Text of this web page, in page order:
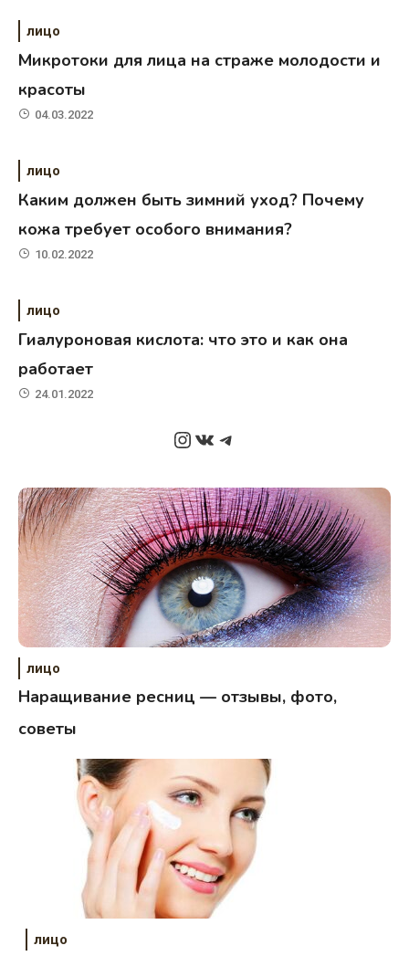
лицо
Микротоки для лица на страже молодости и
красоты
04.03.2022
лицо
Каким должен быть зимний уход? Почему
кожа требует особого внимания?
10.02.2022
лицо
Гиалуроновая кислота: что это и как она
работает
24.01.2022
Instagram
ВКонтакте
Telegram
лицо
Наращивание ресниц — отзывы, фото,
советы
лицо